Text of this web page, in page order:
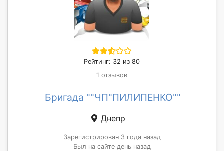
Рейтинг: 32 из 80
1 отзывов
Бригада ""ЧП"ПИЛИПЕНКО""
Днепр
Зарегистрирован 3 года назад
Был на сайте день назад